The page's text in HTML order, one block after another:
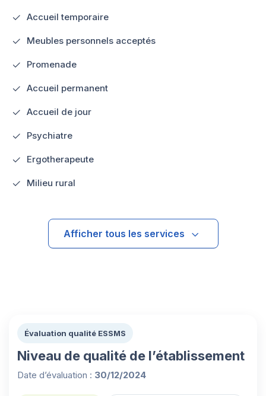
Accueil temporaire
Meubles personnels acceptés
Promenade
Accueil permanent
Accueil de jour
Psychiatre
Ergotherapeute
Milieu rural
Afficher tous les services
Évaluation qualité ESSMS
Niveau de qualité de l’établissement
Date d’évaluation : 30/12/2024